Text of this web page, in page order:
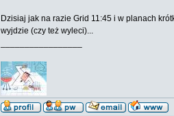
Dzisiaj jak na razie Grid 11:45 i w planach
wyjdzie (czy też wyleci)...